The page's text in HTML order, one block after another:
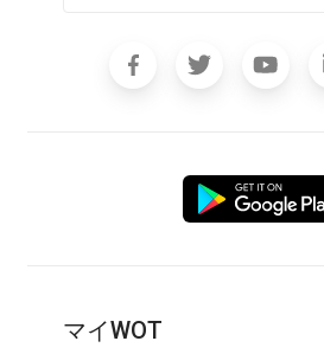
マイWOT